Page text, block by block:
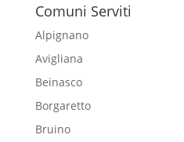
Comuni Serviti
Alpignano
Avigliana
Beinasco
Borgaretto
Bruino